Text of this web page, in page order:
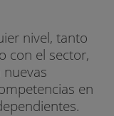
nivel, tanto
con el sector,
en